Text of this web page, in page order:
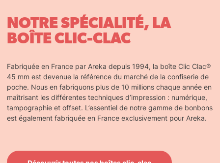
NOTRE SPÉCIALITÉ, LA
BOÎTE CLIC-CLAC
Fabriquée en France par Areka depuis 1994, la boîte Clic Clac®
45 mm est devenue la référence du marché de la confiserie de
poche. Nous en fabriquons plus de 10 millions chaque année en
maîtrisant les différentes techniques d’impression : numérique,
tampographie et offset. L’essentiel de notre gamme de bonbons
est également fabriquée en France exclusivement pour Areka.